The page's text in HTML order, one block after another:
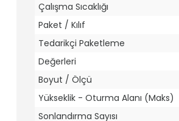
Çalışma Sıcaklığı
Paket / Kılıf
Tedarikçi Paketleme
Değerleri
Boyut / Ölçü
Yükseklik - Oturma Alanı (Maks)
Sonlandırma Sayısı